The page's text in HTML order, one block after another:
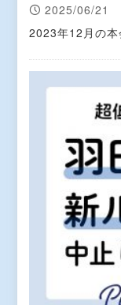
2025/06/21
2023年12月の